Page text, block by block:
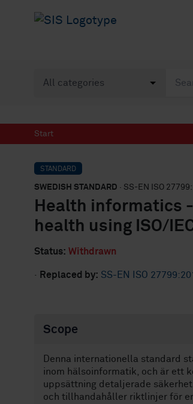
Start
STANDARD
SWEDISH STANDARD · SS-EN ISO
Health informatics
health using ISO/
Status: Withdrawn
· Replaced by: SS-EN ISO
Scope
Denna internationella standard
inom hälsoinformatik, och är ett
uppsättning detaljerade
och tillhandahåller riktlinjer för